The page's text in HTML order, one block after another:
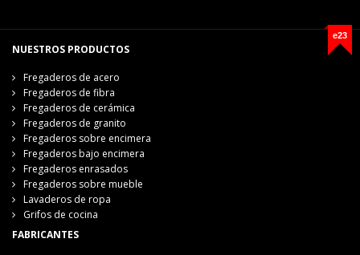
e23
NUESTROS PRODUCTOS
Fregaderos de acero
Fregaderos de fibra
Fregaderos de cerámica
Fregaderos de granito
Fregaderos sobre encimera
Fregaderos bajo encimera
Fregaderos enrasados
Fregaderos sobre mueble
Lavaderos de ropa
Grifos de cocina
FABRICANTES